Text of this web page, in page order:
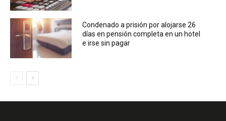
Condenado a prisión por alojarse 26
días en pensión completa en un hotel
e irse sin pagar